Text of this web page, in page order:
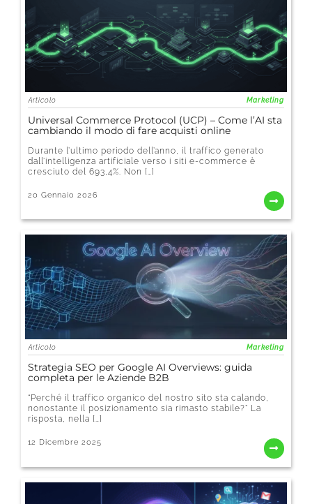
Articolo Marketing
Universal Commerce Protocol (UCP) – Come l’AI sta
cambiando il modo di fare acquisti online
Durante l’ultimo periodo dell’anno, il traffico generato
dall’intelligenza artificiale verso i siti e-commerce è
cresciuto del 693,4%. Non […]
20 Gennaio 2026
Articolo Marketing
Strategia SEO per Google AI Overviews: guida
completa per le Aziende B2B
“Perché il traffico organico del nostro sito sta calando,
nonostante il posizionamento sia rimasto stabile?” La
risposta, nella […]
12 Dicembre 2025